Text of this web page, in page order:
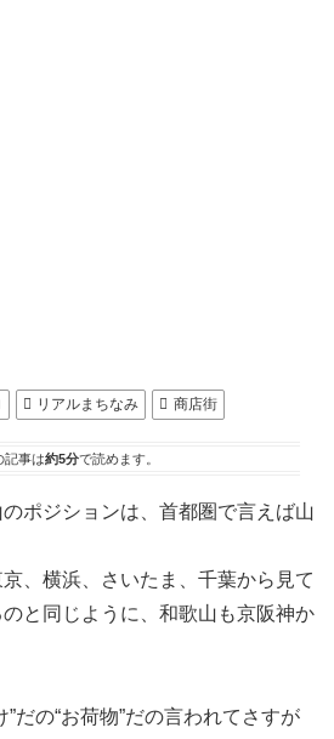
リアルまちなみ 商店街
記事は約5分で読めます。
ポジションは、首都圏で言えば山
、横浜、さいたま、千葉から見て
と同じように、和歌山も京阪神か
だの“お荷物”だの言われてさすが